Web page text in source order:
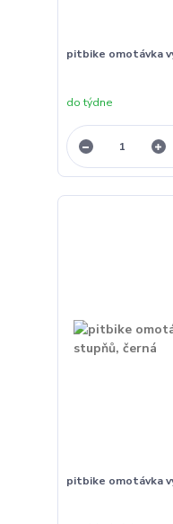
pitbike omotávka
do týdne
pitbike omotávka